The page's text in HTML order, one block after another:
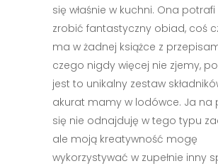
się właśnie w kuchni. Ona potrafi
zrobić fantastyczny obiad, coś
ma w żadnej książce z
czego nigdy więcej nie zjemy,
jest to unikalny zestaw
akurat mamy w lodówce. Ja na
się nie odnajduję w tego typu
ale moją kreatywność mogę
wykorzystywać w zupełnie inny